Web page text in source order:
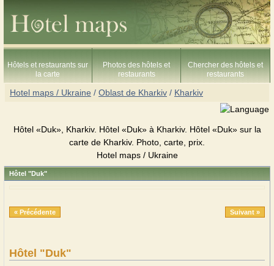
Hôtels et restaurants sur
la carte
Photos des hôtels et
restaurants
Chercher des hôtels et
restaurants
Hotel maps / Ukraine / Oblast de Kharkiv / Kharkiv
Hôtel «Duk», Kharkiv. Hôtel «Duk» à Kharkiv. Hôtel «Duk» sur la
carte de Kharkiv. Photo, carte, prix.
Hotel maps / Ukraine
Hôtel "Duk"
« Précédente Suivant »
Hôtel "Duk"